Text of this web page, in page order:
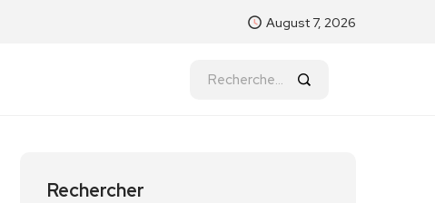
August 7, 2026
Rechercher